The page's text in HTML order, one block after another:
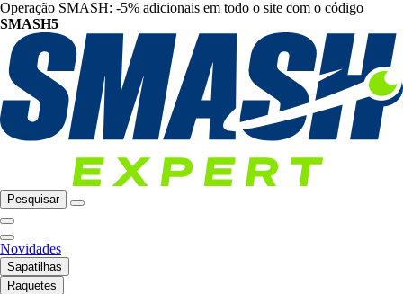
Operação SMASH: -5% adicionais em todo o site com o código
SMASH5
Pesquisar
Novidades
Sapatilhas
Raquetes